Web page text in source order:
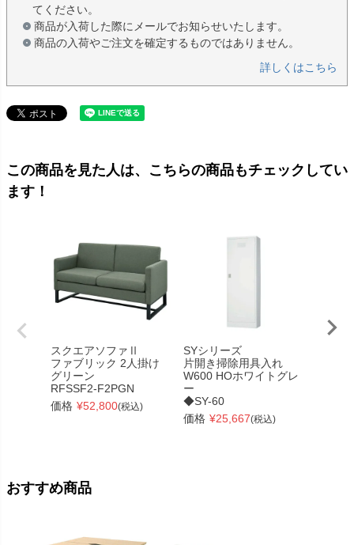
てください。
商品が入荷した際にメールでお知らせいたします。
商品の入荷やご注文を確定するものではありません。
詳しくはこちら
この商品を見た人は、こちらの商品もチェックしてい
ます！
スクエアソファⅡ
ファブリック 2人掛け
グリーン
RFSSF2-F2PGN
価格 ¥52,800(税込)
SYシリーズ
片開き掃除用具入れ
W600 HOホワイトグレ
ー
◆SY-60
価格 ¥25,667(税込)
おすすめ商品